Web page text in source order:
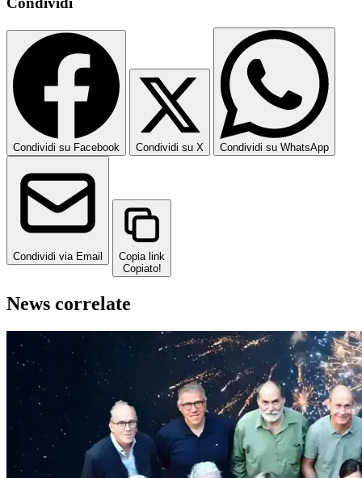
Condividi su Facebook Condividi su X Condividi su WhatsApp
Condividi via Email
Copia link
Copiato!
News correlate